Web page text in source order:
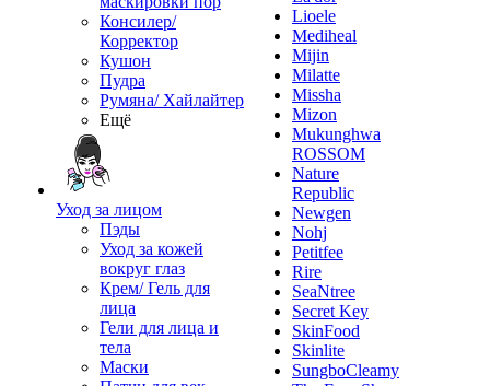
Консилер/
Корректор
Кушон
Пудра
Румяна/ Хайлайтер
Ещё
Уход за лицом
Пэды
Уход за кожей
вокруг глаз
Крем/ Гель для
лица
Гели для лица и
тела
Маски
Lioele
Mediheal
Mijin
Milatte
Missha
Mizon
Mukunghwa
ROSSOM
Nature
Republic
Newgen
Nohj
Petitfee
Rire
SeaNtree
Secret Key
SkinFood
Skinlite
SungboCleamy